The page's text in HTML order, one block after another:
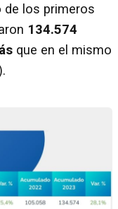
de los primeros
134.574
que en el mismo